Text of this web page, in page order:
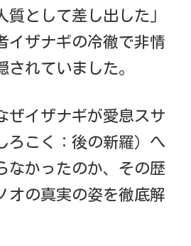
質として差し出した」
イザナギの冷徹で非情
されていました。
ぜイザナギが愛息スサ
ろこく：後の新羅）へ
なかったのか、その歴
オの真実の姿を徹底解